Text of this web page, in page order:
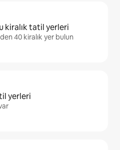
kiralık tatil yerleri
40 kiralık yer bulun
yerleri